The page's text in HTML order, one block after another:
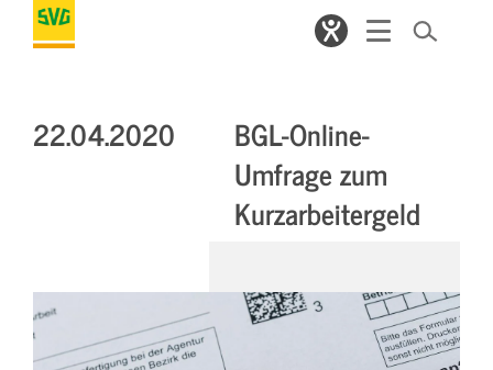
22.04.2020
BGL-Online-
Umfrage zum
Kurzarbeitergeld